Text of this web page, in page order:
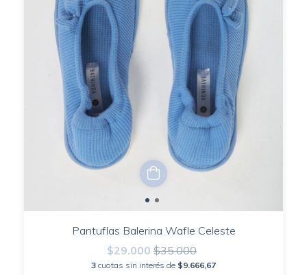
Pantuflas Balerina Wafle Celeste
$29.000 $35.000
3 cuotas sin interés de $9.666,67